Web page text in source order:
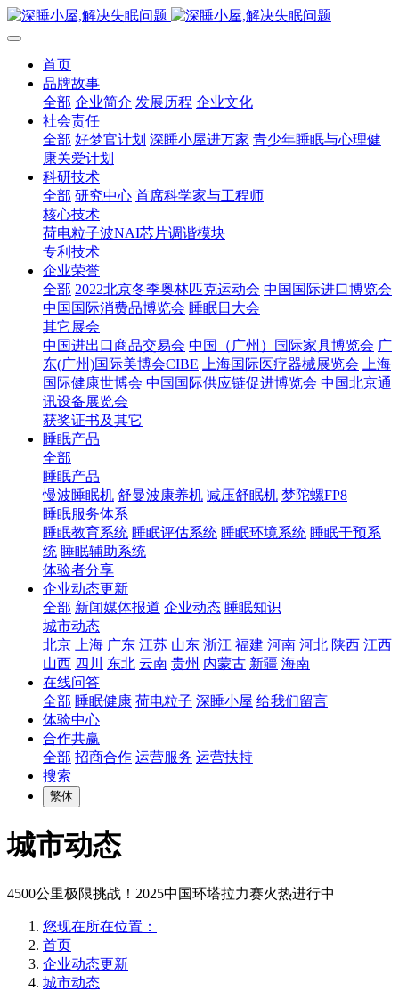
首页
品牌故事
全部 企业简介 发展历程 企业文化
社会责任
全部 好梦官计划 深睡小屋进万家 青少年睡眠与心理健
康关爱计划
科研技术
全部 研究中心 首席科学家与工程师
核心技术
荷电粒子波NAI芯片调谐模块
专利技术
企业荣誉
全部 2022北京冬季奥林匹克运动会 中国国际进口博览会
中国国际消费品博览会 睡眠日大会
其它展会
中国进出口商品交易会 中国（广州）国际家具博览会 广
东(广州)国际美博会CIBE
上海国际医疗器械展览会
上海
国际健康世博会 中国国际供应链促进博览会 中国北京通
讯设备展览会
获奖证书及其它
睡眠产品
全部
睡眠产品
慢波睡眠机 舒曼波康养机 减压舒眠机 梦陀螺FP8
睡眠服务体系
睡眠教育系统 睡眠评估系统 睡眠环境系统 睡眠干预系
统 睡眠辅助系统
体验者分享
企业动态更新
全部 新闻媒体报道 企业动态 睡眠知识
城市动态
北京
上海 广东 江苏 山东 浙江 福建 河南 河北 陕西 江西
山西 四川 东北 云南 贵州 内蒙古 新疆 海南
在线问答
全部 睡眠健康 荷电粒子 深睡小屋 给我们留言
体验中心
合作共赢
全部 招商合作 运营服务 运营扶持
搜索
繁体
城市动态
4500公里极限挑战！2025中国环塔拉力赛火热进行中
您现在所在位置：
首页
企业动态更新
城市动态